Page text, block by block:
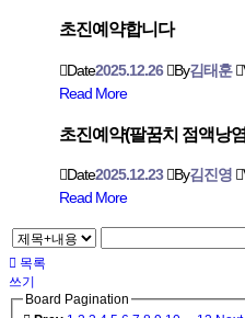
초진예약합니다
Date2025.12.26 By김태훈
Read More
초진예약(팔꿈치 점액낭
Date2025.12.23 By김진영
Read More
목록
쓰기
Board Pagination